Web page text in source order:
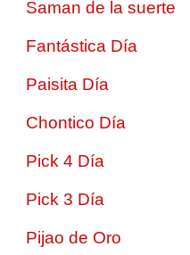
Saman de la suerte
Fantástica Día
Paisita Día
Chontico Día
Pick 4 Día
Pick 3 Día
Pijao de Oro